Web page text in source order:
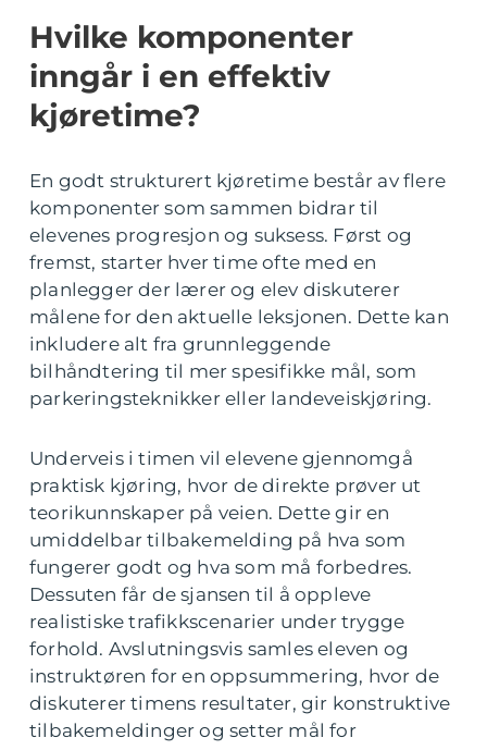
Hvilke komponenter
inngår i en effektiv
kjøretime?
En godt strukturert kjøretime består av flere
komponenter som sammen bidrar til
elevenes progresjon og suksess. Først og
fremst, starter hver time ofte med en
planlegger der lærer og elev diskuterer
målene for den aktuelle leksjonen. Dette kan
inkludere alt fra grunnleggende
bilhåndtering til mer spesifikke mål, som
parkeringsteknikker eller landeveiskjøring.
Underveis i timen vil elevene gjennomgå
praktisk kjøring, hvor de direkte prøver ut
teorikunnskaper på veien. Dette gir en
umiddelbar tilbakemelding på hva som
fungerer godt og hva som må forbedres.
Dessuten får de sjansen til å oppleve
realistiske trafikkscenarier under trygge
forhold. Avslutningsvis samles eleven og
instruktøren for en oppsummering, hvor de
diskuterer timens resultater, gir konstruktive
tilbakemeldinger og setter mål for